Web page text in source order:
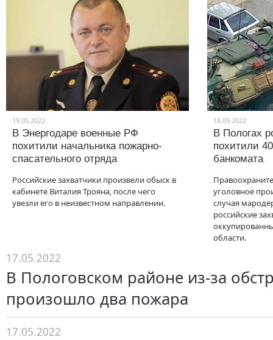
19.05.2022
В Энергодаре военные РФ
похитили начальника пожарно-
спасательного отряда
Российские захватчики произвели обыск в
кабинете Виталия Трояна, после чего
увезли его в неизвестном направлении.
18.05.2022
В Пологах
похитили
банкомата
уголовное
случая
российские
области.
17.05.2022
В Пологовском районе из-за
произошло два пожара
17.05.2022